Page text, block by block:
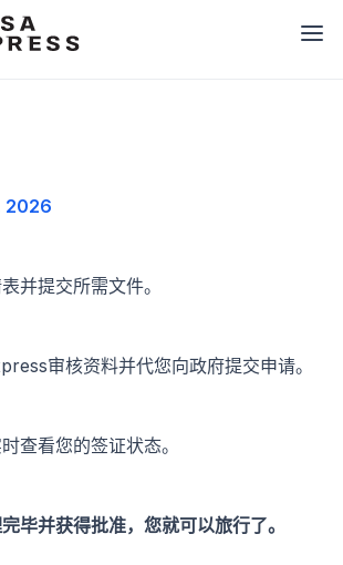
2026
并提交所需文件。
审核资料并代您向政府提交申请。
查看您的签证状态。
毕并获得批准，您就可以旅行了。